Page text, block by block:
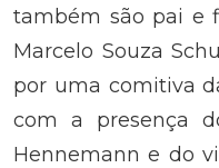
também são pai e
Marcelo Souza
por uma comitiva
com a presença
Hennemann e do